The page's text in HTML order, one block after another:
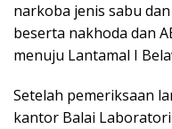
narkoba jenis sabu
beserta nakhoda dan
menuju Lantamal I
Setelah pemeriksaan
kantor Balai